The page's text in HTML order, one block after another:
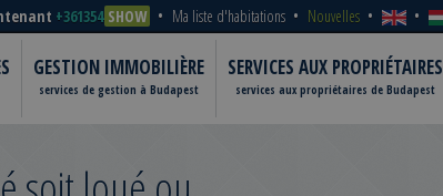
+361354 SHOW Ma liste d'habitations Nouvelles
GESTION IMMOBILIÈRE
services de gestion à Budapest
SERVICES AUX PROPRIÉTAIRES
services aux propriétaires de Budapest